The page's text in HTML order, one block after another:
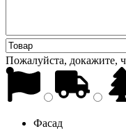
Пожалуйста, докажите,
Фасад